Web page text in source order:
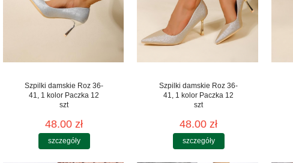
Szpilki damskie Roz 36-
41, 1 kolor Paczka 12
szt
48.00 zł
szczegóły
Szpilki damskie Roz 36-
41, 1 kolor Paczka 12
szt
48.00 zł
szczegóły